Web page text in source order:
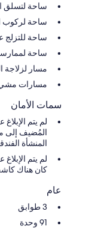
ساحة لتسلق
ساحة لركوب
ساحة للتزلج
ساحة
مسار لزلاجة
مسارات مشي/
سمات الأمان
لم يتم
المُضيف إلى
المنشأة
لم يتم
كان هناك
عام
3 طوابق
91 وحدة